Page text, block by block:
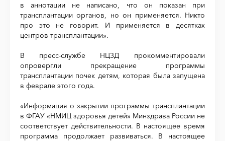
в аннотации не написано, что он показан при
трансплантации органов, но он применяется. Никто
про это не говорит. И применяется в десятках
центров трансплантации».
В пресс-службе НЦЗД прокомментировали
опровергли прекращение программы
трансплантации почек детям, которая была запущена
в феврале этого года.
«Информация о закрытии программы трансплантации
в ФГАУ «НМИЦ здоровья детей» Минздрава России не
соответствует действительности. В настоящее время
программа продолжает развиваться. В настоящее